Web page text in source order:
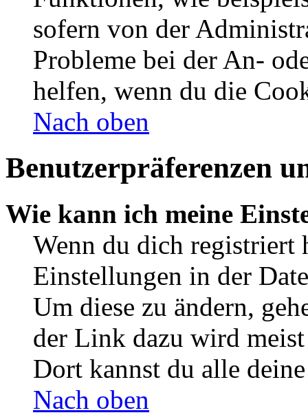
sofern von der
Probleme bei der An-
helfen, wenn du die
Nach oben
Benutzerpräferenzen
Wie kann ich meine
Wenn du dich registriert
Einstellungen in der
Um diese zu ändern,
der Link dazu wird
Dort kannst du alle
Nach oben